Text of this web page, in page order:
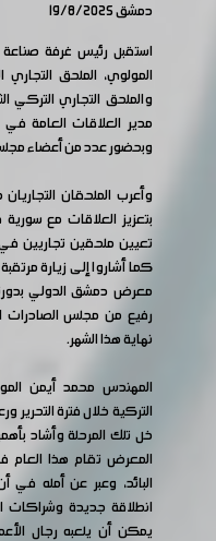
دمشق 19/8/2025
استقبل رئيس غرفة
المولوي، الملحق
والملحق التجاري التركي
مدير العلاقات العامة في
وبحضور عدد من أعضاء
وأعرب الملحقان
بتعزيز العلاقات مع
تعيين ملحقين تجاريين
كما أشاروا إلى زيارة
رفيع من مجلس الصادرات
نهاية هذا الشهر.
المهندس محمد أيمن
التركية خلال فترة التحرير
المعرض تقام هذا
البائد، وعبر عن أمله في
انطلاقة جديدة وشراكات
يمكن أن يلعبه رجال